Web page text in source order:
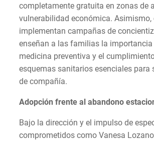
completamente gratuita en zonas de
vulnerabilidad económica. Asimismo,
implementan campañas de
enseñan a las familias la importancia
medicina preventiva y el
esquemas sanitarios esenciales para
de compañía.
Adopción frente al abandono
Bajo la dirección y el impulso de
comprometidos como Vanesa